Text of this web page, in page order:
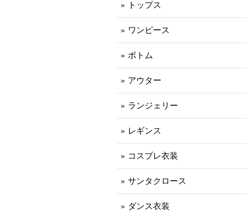
トップス
ワンピース
ボトム
アウター
ランジェリー
レギンス
コスプレ衣装
サンタクロース
ダンス衣装